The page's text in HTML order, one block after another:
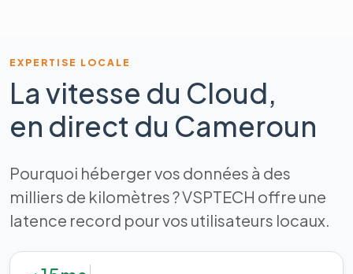
EXPERTISE LOCALE
La vitesse du Cloud,
en direct du Cameroun
Pourquoi héberger vos données à des
milliers de kilomètres ? VSPTECH offre une
latence record pour vos utilisateurs locaux.